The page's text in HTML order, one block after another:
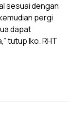
sesuai dengan
pergi
dapat
tutup Iko. RHT